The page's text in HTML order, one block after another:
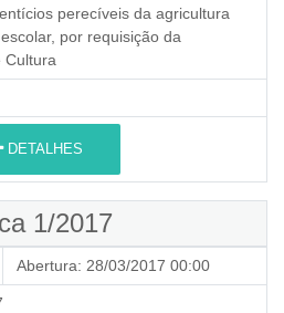
perecíveis da agricultura
por requisição da
Cultura
DETALHES
1/2017
Abertura: 28/03/2017 00:00